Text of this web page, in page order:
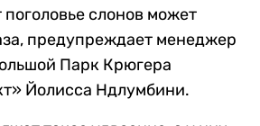
поголовье слонов может
предупреждает менеджер
Парк Крюгера
Йолисса Ндлумбини.